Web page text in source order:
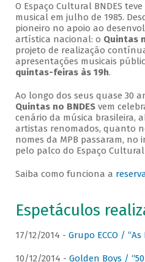
O Espaço Cultural BNDES
musical em julho de 1985.
pioneiro no apoio ao
artística nacional: o Quintas
projeto de realização
apresentações musicais
quintas-feiras às 19h.
Ao longo dos seus quase 30
Quintas no BNDESvem
cenário da música brasileira,
artistas renomados, quanto
nomes da MPB passaram, no
pelo palco do Espaço Cultural
Saiba como funciona a
Espetáculos
17/12/2014 - Grupo ECCO /
10/12/2014 - Golden Boys /